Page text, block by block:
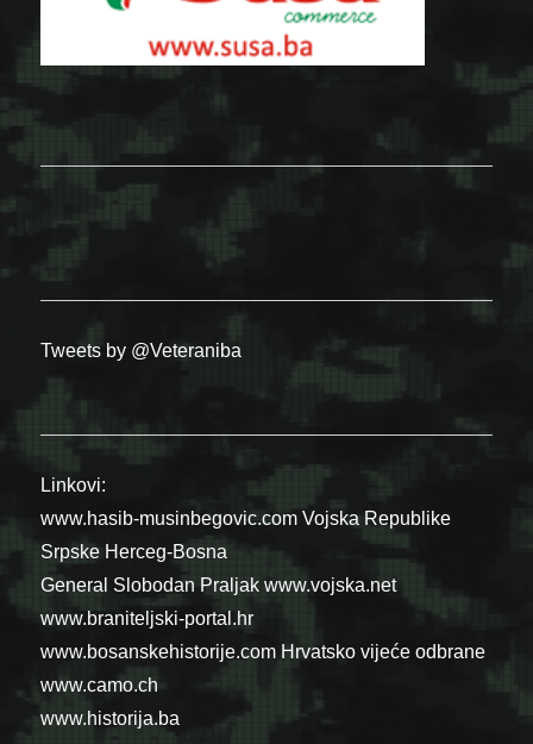
Tweets by @Veteraniba
Linkovi:
www.hasib-musinbegovic.com Vojska Republike
Srpske Herceg-Bosna
General Slobodan Praljak www.vojska.net
www.braniteljski-portal.hr
www.bosanskehistorije.com Hrvatsko vijeće odbrane
www.camo.ch
www.historija.ba